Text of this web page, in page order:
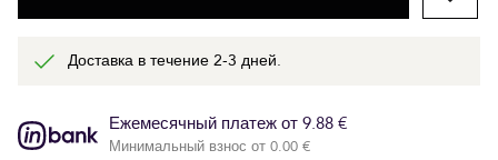
Доставка в течение 2-3 дней.
Ежемесячный платеж от 9.88 €
Минимальный взнос от 0.00 €